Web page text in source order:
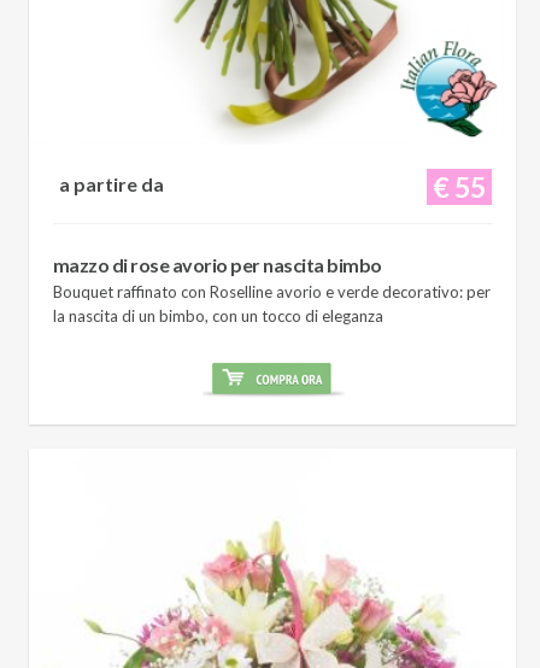
€ 55
a partire da
mazzo di rose avorio per nascita bimbo
Bouquet raffinato con Roselline avorio e verde decorativo: per
la nascita di un bimbo, con un tocco di eleganza